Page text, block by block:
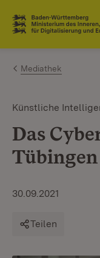
Zum Inhalt
Link zur
Mediathek
Künstliche
Das
Tübingen
30.09.2021
Teilen